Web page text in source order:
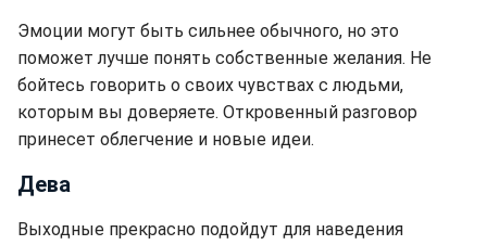
Эмоции могут быть сильнее обычного, но это
поможет лучше понять собственные желания. Не
бойтесь говорить о своих чувствах с людьми,
которым вы доверяете. Откровенный разговор
принесет облегчение и новые идеи.
Дева
Выходные прекрасно подойдут для наведения